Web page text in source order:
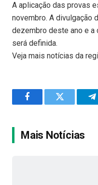
A aplicação das provas
novembro. A divulgação
dezembro deste ano e a
será definida.
Veja mais notícias da
FacebookTwitter
Mais Notícias